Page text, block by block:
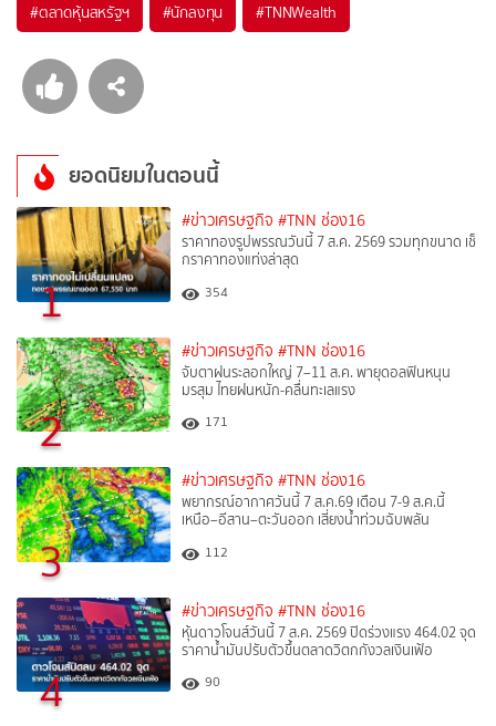
#ตลาดหุ้นสหรัฐฯ #นักลงทุน #TNNWealth
ยอดนิยมในตอนนี้
1
#ข่าวเศรษฐกิจ #TNN ช่อง16
ราคาทองรูปพรรณวันนี้ 7 ส.ค. 2569 รวมทุกขนาด เช็
กราคาทองแท่งล่าสุด
354
2
#ข่าวเศรษฐกิจ #TNN ช่อง16
จับตาฝนระลอกใหญ่ 7–11 ส.ค. พายุดอลฟินหนุน
มรสุม ไทยฝนหนัก-คลื่นทะเลแรง
171
3
#ข่าวเศรษฐกิจ #TNN ช่อง16
พยากรณ์อากาศวันนี้ 7 ส.ค.69 เตือน 7-9 ส.ค.นี้
เหนือ–อีสาน–ตะวันออก เสี่ยงน้ำท่วมฉับพลัน
112
4
#ข่าวเศรษฐกิจ #TNN ช่อง16
หุ้นดาวโจนส์วันนี้ 7 ส.ค. 2569 ปิดร่วงแรง 464.02 จุด
ราคาน้ำมันปรับตัวขึ้นตลาดวิตกกังวลเงินเฟ้อ
90